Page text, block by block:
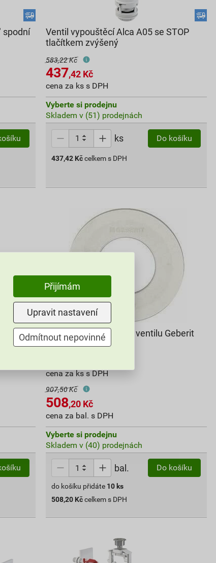
spodní
Ventil vypouštěcí Alca A05 se STOP
tlačítkem zvýšený
583,22 Kč
437,42Kč
cena za ks s DPH
Vyberte si prodejnu
Skladem v (51) prodejnách
ks Do košíku
437,42 Kč celkem s DPH
Těsnění vypouštěcího ventilu Geberit
816.418.00.1
cena za ks s DPH
907,50 Kč
508,20Kč
cena za bal. s DPH
Vyberte si prodejnu
Skladem v (40) prodejnách
bal. Do košíku
do košíku přidáte 10 ks
508,20 Kč celkem s DPH
Přijímám
Upravit nastavení
Odmítnout nepovinné